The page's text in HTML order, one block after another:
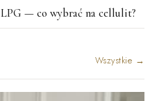
— co wybrać na cellulit?
Wszystkie →